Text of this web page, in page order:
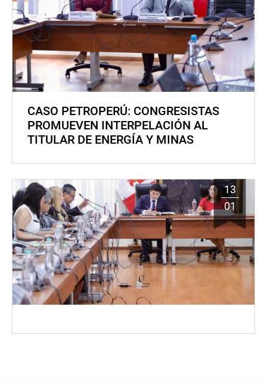
CASO PETROPERÚ: CONGRESISTAS
PROMUEVEN INTERPELACIÓN AL
TITULAR DE ENERGÍA Y MINAS
13
01